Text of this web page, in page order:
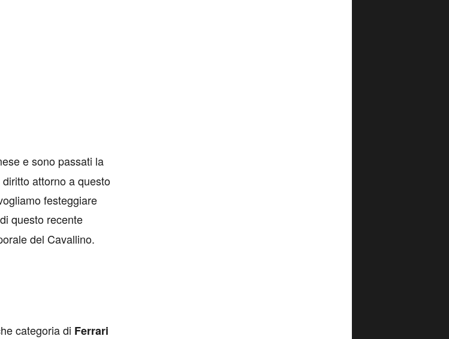
e sono passati la
attorno a questo
festeggiare
questo recente
del Cavallino.
categoria di Ferrari